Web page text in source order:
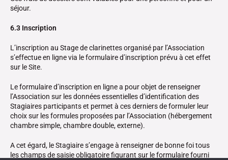
séjour.
6.3 Inscription
L’inscription au Stage de clarinettes organisé par l’Association
s’effectue en ligne via le formulaire d’inscription prévu à cet effet
sur le Site.
Le formulaire d’inscription en ligne a pour objet de renseigner
l’Association sur les données essentielles d’identification des
Stagiaires participants et permet à ces derniers de formuler leur
choix sur les formules proposées par l’Association (hébergement
chambre simple, chambre double, externe).
A cet égard, le Stagiaire s’engage à renseigner de bonne foi tous
les champs de saisie obligatoire figurant sur le formulaire fourni